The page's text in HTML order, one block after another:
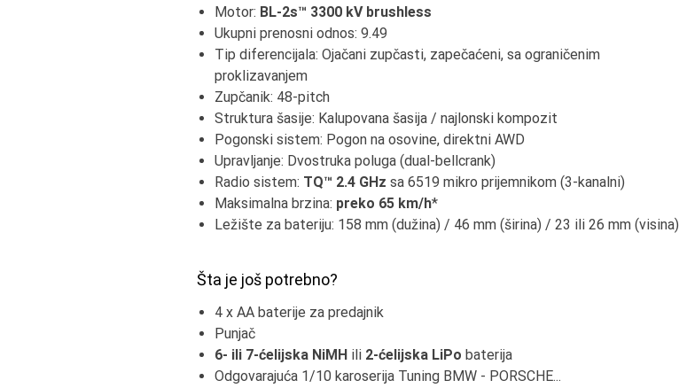
Motor: BL-2s™ 3300 kV brushless
Ukupni prenosni odnos: 9.49
Tip diferencijala: Ojačani zupčasti, zapečaćeni, sa ograničenim
proklizavanjem
Zupčanik: 48-pitch
Struktura šasije: Kalupovana šasija / najlonski kompozit
Pogonski sistem: Pogon na osovine, direktni AWD
Upravljanje: Dvostruka poluga (dual-bellcrank)
Radio sistem: TQ™ 2.4 GHz sa 6519 mikro prijemnikom (3-kanalni)
Maksimalna brzina: preko 65 km/h*
Ležište za bateriju: 158 mm (dužina) / 46 mm (širina) / 23 ili 26 mm (visina)
Šta je još potrebno?
4 x AA baterije za predajnik
Punjač
6- ili 7-ćelijska NiMH ili 2-ćelijska LiPo baterija
Odgovarajuća 1/10 karoserija Tuning BMW - PORSCHE...